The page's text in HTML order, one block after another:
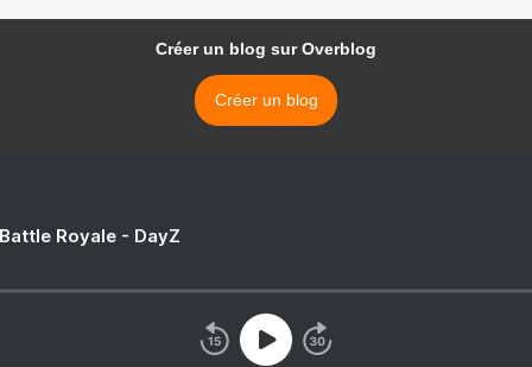
Créer un blog sur Overblog
Créer un blog
Royale - DayZ